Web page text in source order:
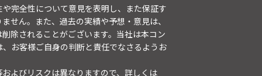
完全性について意見を表明し、また保証す
せん。また、過去の実績や予想・意見は、
除されることがございます。当社は本コン
お客様ご自身の判断と責任でなさるようお
よびリスクは異なりますので、詳しくは